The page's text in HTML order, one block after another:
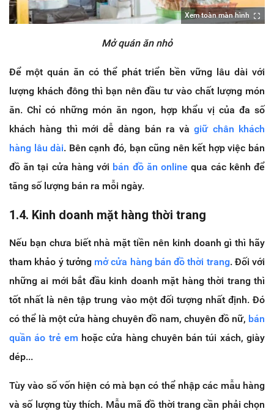
Xem toàn màn hình
Mở quán ăn nhỏ
Để một quán ăn có thể phát triển bền vững lâu dài với
lượng khách đông thì bạn nên đầu tư vào chất lượng món
ăn. Chỉ có những món ăn ngon, hợp khẩu vị của đa số
khách hàng thì mới dễ dàng bán ra vàgiữ chân khách
hàng lâu dài. Bên cạnh đó, bạn cũng nên kết hợp việc bán
đồ ăn tại cửa hàng với bán đồ ăn online qua các kênh để
tăng số lượng bán ra mỗi ngày.
1.4. Kinh doanh mặt hàng thời trang
Nếu bạn chưa biết nhà mặt tiền nên kinh doanh gì thì hãy
tham khảo ý tưởng mở cửa hàng bán đồ thời trang. Đối với
những ai mới bắt đầu kinh doanh mặt hàng thời trang thì
tốt nhất là nên tập trung vào một đối tượng nhất định. Đó
có thể là một cửa hàng chuyên đồ nam, chuyên đồ nữ, bán
quần áo trẻ em hoặc cửa hàng chuyên bán túi xách, giày
dép...
Tùy vào số vốn hiện có mà bạn có thể nhập các mẫu hàng
và số lượng tùy thích. Mẫu mã đồ thời trang cần phải chọn